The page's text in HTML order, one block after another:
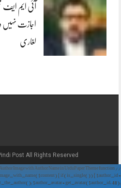
آئی ایم ایف
اجازت نہیں
لغاری
Post All Rights Reserved.
Author Image with Author Name in UrduPaper Theme function
{ if (is_single()) { $author_id =
$author_avatar = get_avatar($author_id, 48);